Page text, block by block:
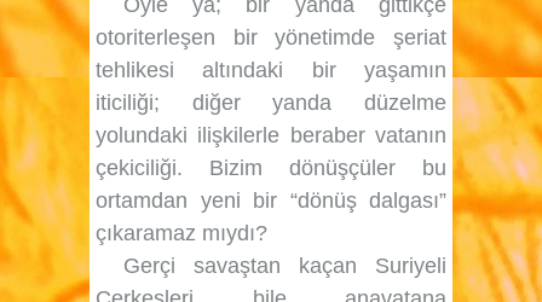
otoriterleşen bir yönetimde şeriat
tehlikesi altındaki bir yaşamın
iticiliği; diğer yanda düzelme
yolundaki ilişkilerle beraber vatanın
çekiciliği. Bizim dönüşçüler bu
ortamdan yeni bir “dönüş dalgası”
çıkaramaz mıydı?
Gerçi savaştan kaçan Suriyeli